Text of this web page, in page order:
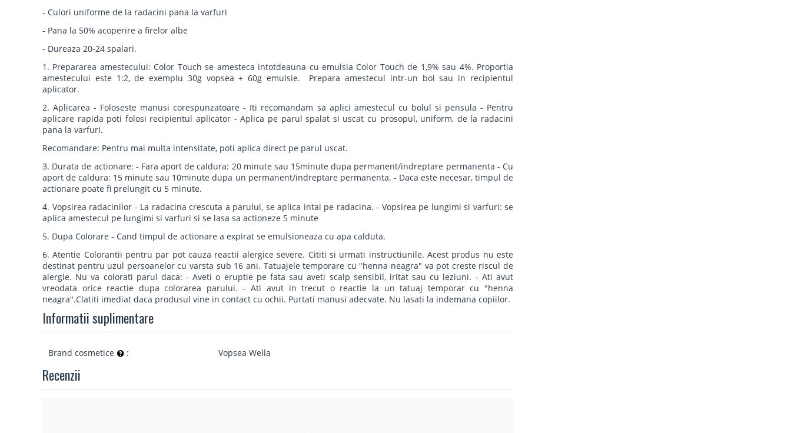
- Culori uniforme de la radacini pana la varfuri
- Pana la 50% acoperire a firelor albe
- Dureaza 20-24 spalari.
1. Prepararea amestecului: Color Touch se amesteca intotdeauna cu emulsia Color Touch de 1,9% sau 4%. Proportia
amestecului este 1:2, de exemplu 30g vopsea + 60g emulsie. Prepara amestecul intr-un bol sau in recipientul
aplicator.
2. Aplicarea - Foloseste manusi corespunzatoare - Iti recomandam sa aplici amestecul cu bolul si pensula - Pentru
aplicare rapida poti folosi recipientul aplicator - Aplica pe parul spalat si uscat cu prosopul, uniform, de la radacini
pana la varfuri.
Recomandare: Pentru mai multa intensitate, poti aplica direct pe parul uscat.
3. Durata de actionare: - Fara aport de caldura: 20 minute sau 15minute dupa permanent/indreptare permanenta - Cu
aport de caldura: 15 minute sau 10minute dupa un permanent/indreptare permanenta. - Daca este necesar, timpul de
actionare poate fi prelungit cu 5 minute.
4. Vopsirea radacinilor - La radacina crescuta a parului, se aplica intai pe radacina. - Vopsirea pe lungimi si varfuri: se
aplica amestecul pe lungimi si varfuri si se lasa sa actioneze 5 minute
5. Dupa Colorare - Cand timpul de actionare a expirat se emulsioneaza cu apa calduta.
6. Atentie Colorantii pentru par pot cauza reactii alergice severe. Cititi si urmati instructiunile. Acest produs nu este
destinat pentru uzul persoanelor cu varsta sub 16 ani. Tatuajele temporare cu "henna neagra" va pot creste riscul de
alergie. Nu va colorati parul daca: - Aveti o eruptie pe fata sau aveti scalp sensibil, iritat sau cu leziuni. - Ati avut
vreodata orice reactie dupa colorarea parului. - Ati avut in trecut o reactie la un tatuaj temporar cu "henna
neagra".Clatiti imediat daca produsul vine in contact cu ochii. Purtati manusi adecvate. Nu lasati la indemana copiilor.
Informatii suplimentare
Brand cosmetice : Vopsea Wella
Recenzii